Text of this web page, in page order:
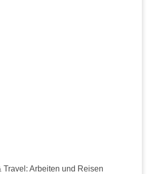
Travel: Arbeiten und Reisen